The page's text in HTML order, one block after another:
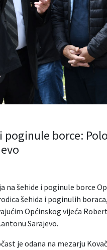
poginule borce:
na šehide i poginule borce
šehida i poginulih
Općinskog vijeća
Sarajevo.
je odana na mezarju